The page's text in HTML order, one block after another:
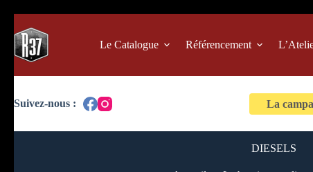
au
contenu
Le Catalogue Référencement
La
DIESELS